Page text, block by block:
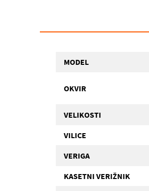
MODEL
OKVIR
VELIKOSTI
VILICE
VERIGA
KASETNI VERIŽNIK